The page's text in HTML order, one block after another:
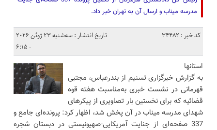
مدرسه میناب و ارسال آن به تهران خبر داد.
کد خبر : 34482
تاریخ انتشار : سه‌شنبه 23 ژوئن 2026
- 6:15
استانها
به گزارش خبرگزاری تسنیم از بندرعباس، مجتبی
قهرمانی در نشست خبری به‌مناسبت هفته قوه
قضائیه که برای نخستین بار تصاویری از پیکرهای
شهدای مدرسه میناب در آن پخش شد، اظهار کرد: پرونده‌ای جامع و
337 صفحه‌ای از جنایت آمریکایی-صهیونیستی در دبستان شجره‌